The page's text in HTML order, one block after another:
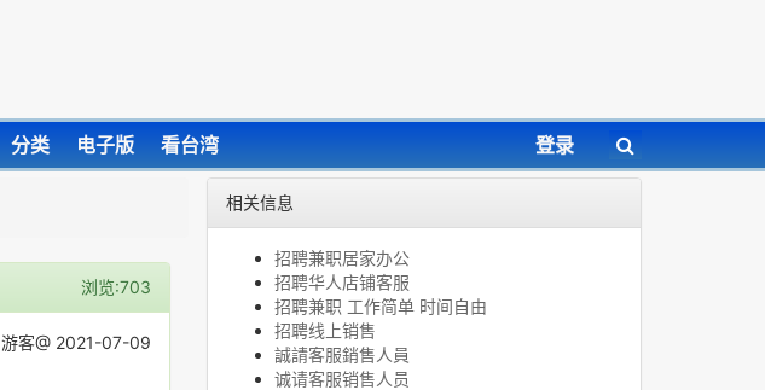
分类 电子版 看台湾 登录
浏览:703
游客@ 2021-07-09
相关信息
招聘兼职居家办公
招聘华人店铺客服
招聘兼职 工作简单 时间自由
招聘线上销售
誠請客服銷售人員
诚请客服销售人员